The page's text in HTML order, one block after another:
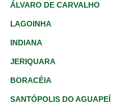
ÁLVARO DE CARVALHO
LAGOINHA
INDIANA
JERIQUARA
BORACÉIA
SANTÓPOLIS DO AGUAPEÍ